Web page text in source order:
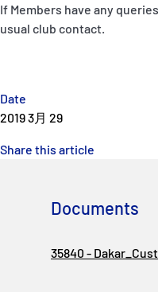
Date
2019 3月 29
Share this article
If Members have any
usual club contact.
Documents
35840 -